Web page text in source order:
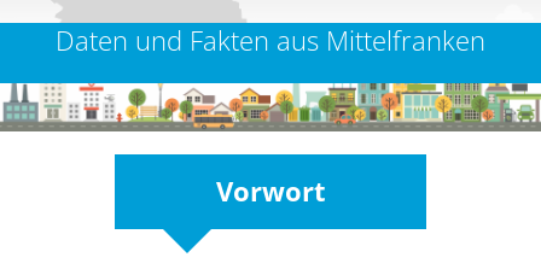
Daten und Fakten aus Mittelfranken
Vorwort